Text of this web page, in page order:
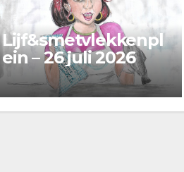
Lijf&smetvlekkenpl
ein – 26 juli 2026